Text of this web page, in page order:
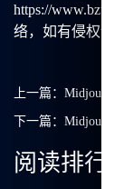
https://
络，如有侵权请
上一篇：
下一篇：
阅读排行